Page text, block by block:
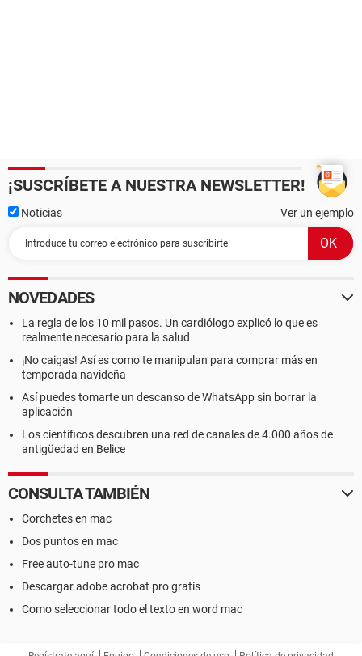
¡SUSCRÍBETE A NUESTRA NEWSLETTER!
Noticias Ver un ejemplo
NOVEDADES
La regla de los 10 mil pasos. Un cardiólogo explicó lo que es
realmente necesario para la salud
¡No caigas! Así es como te manipulan para comprar más en
temporada navideña
Así puedes tomarte un descanso de WhatsApp sin borrar la
aplicación
Los científicos descubren una red de canales de 4.000 años de
antigüedad en Belice
CONSULTA TAMBIÉN
Corchetes en mac
Dos puntos en mac
Free auto-tune pro mac
Descargar adobe acrobat pro gratis
Como seleccionar todo el texto en word mac